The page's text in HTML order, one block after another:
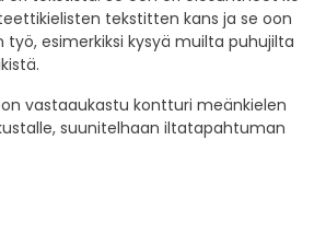
tekstitten kans ja se oon
työ, esimerkiksi kysyä muilta puhujilta
vastaaukastu kontturi meänkielen
suunitelhaan iltatapahtuman